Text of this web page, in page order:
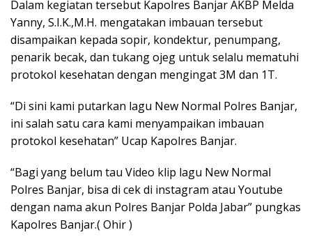
Dalam kegiatan tersebut Kapolres Banjar AKBP Melda
Yanny, S.I.K.,M.H. mengatakan imbauan tersebut
disampaikan kepada sopir, kondektur, penumpang,
penarik becak, dan tukang ojeg untuk selalu mematuhi
protokol kesehatan dengan mengingat 3M dan 1T.
“Di sini kami putarkan lagu New Normal Polres Banjar,
ini salah satu cara kami menyampaikan imbauan
protokol kesehatan” Ucap Kapolres Banjar.
“Bagi yang belum tau Video klip lagu New Normal
Polres Banjar, bisa di cek di instagram atau Youtube
dengan nama akun Polres Banjar Polda Jabar” pungkas
Kapolres Banjar.( Ohir )